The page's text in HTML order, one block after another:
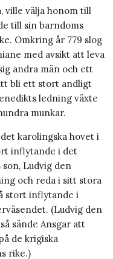
ville välja honom till
till sin barndoms
Omkring år 779 slog
med avsikt att leva
andra män och ett
bli ett stort andligt
ledning växte
munkar.
karolingska hovet i
inflytande i det
Ludvig den
och reda i sitt stora
stort inflytande i
(Ludvig den
sände Ansgar att
de krigiska
rike.)